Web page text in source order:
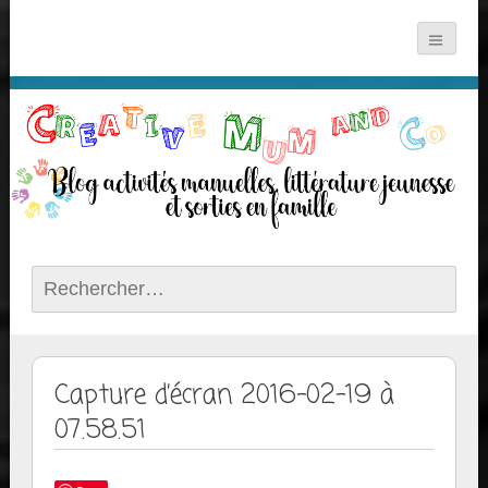
Rechercher :
Capture d’écran 2016-02-19 à
07.58.51